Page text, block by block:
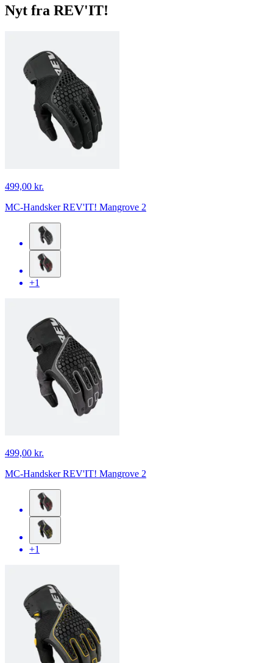
Nyt fra REV'IT!
499,00 kr.
MC-Handsker REV'IT! Mangrove 2
+1
499,00 kr.
MC-Handsker REV'IT! Mangrove 2
+1